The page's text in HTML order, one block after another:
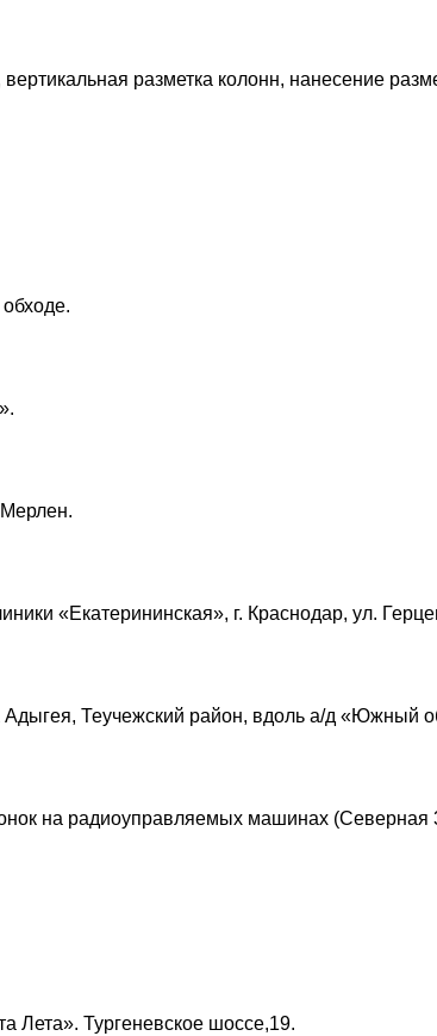
разметка колонн, нанесение
«Екатерининская», г. Краснодар, ул.
Теучежский район, вдоль а/д «Южный
на радиоуправляемых машинах (Северная
Лета». Тургеневское шоссе,19.